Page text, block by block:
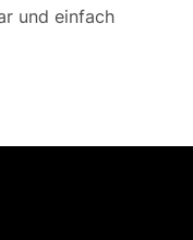
und einfach